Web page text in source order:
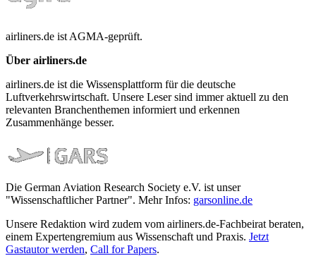
airliners.de ist AGMA-geprüft.
Über airliners.de
airliners.de ist die Wissensplattform für die deutsche
Luftverkehrswirtschaft. Unsere Leser sind immer aktuell zu den
relevanten Branchenthemen informiert und erkennen
Zusammenhänge besser.
Die German Aviation Research Society e.V. ist unser
"Wissenschaftlicher Partner". Mehr Infos: garsonline.de
Unsere Redaktion wird zudem vom airliners.de-Fachbeirat beraten,
einem Expertengremium aus Wissenschaft und Praxis. Jetzt
Gastautor werden, Call for Papers.